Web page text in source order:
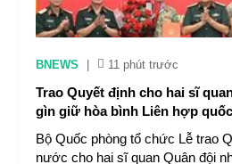
BNEWS 11 phút trước
Trao Quyết định cho hai sĩ
gìn giữ hòa bình Liên hợp quốc
Bộ Quốc phòng tổ chức Lễ trao
nước cho hai sĩ quan Quân đội